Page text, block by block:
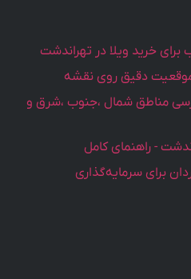
ویلا در تهراندشت
دقیق روی نقشه
شمال ،جنوب ،شرق و
راهنمای کامل
سرمایه‌گذاری